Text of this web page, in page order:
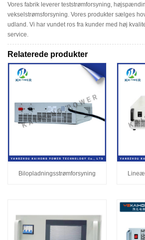
Vores fabrik leverer teststrømforsyning,
vekselstrømsforsyning. Vores produkter sælges
udland. Vi har vundet ros fra kunder med høj
service.
Relaterede produkter
Bilopladningsstrømforsyning